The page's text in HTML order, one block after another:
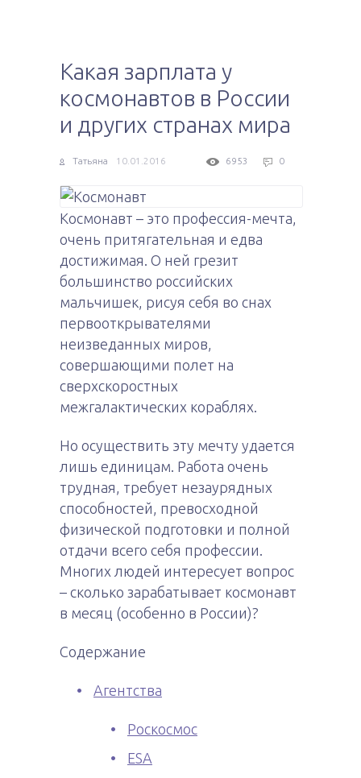
Какая зарплата у
космонавтов в России
и других странах мира
Татьяна 10.01.2016 6953 0
Космонавт – это профессия-мечта,
очень притягательная и едва
достижимая. О ней грезит
большинство российских
мальчишек, рисуя себя во снах
первооткрывателями
неизведанных миров,
совершающими полет на
сверхскоростных
межгалактических кораблях.
Но осуществить эту мечту удается
лишь единицам. Работа очень
трудная, требует незаурядных
способностей, превосходной
физической подготовки и полной
отдачи всего себя профессии.
Многих людей интересует вопрос
– сколько зарабатывает космонавт
в месяц (особенно в России)?
Содержание
Агентства
Роскосмос
ESA